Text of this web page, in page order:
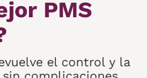
PMS
el control y la